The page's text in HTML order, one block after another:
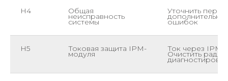
H4 Общая
неисправность
системы
Уточнить
ошибок
H5 Токовая защита IPM-
модуля
Ток через IPM
Очистить